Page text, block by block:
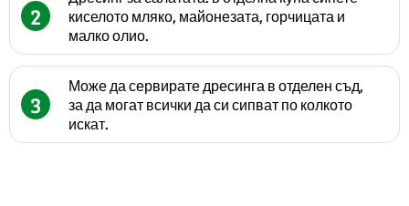
2
киселото мляко, майонезата, горчицата и
малко олио.
3
Може да сервирате дресинга в отделен съд,
за да могат всички да си сипват по колкото
искат.